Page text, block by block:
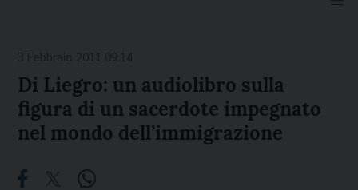
Di Liegro: un audiolibro sulla
figura di un sacerdote impegnato
nel mondo dell’immigrazione